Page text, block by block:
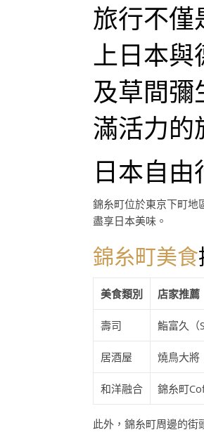
旅行不僅
上日本與
及草間彌
滿活力的
日本自由
錦糸町位於東京下町地
盡享日本美味。
錦糸町美食
美食類別 店家推薦
壽司 鮨富久（
居酒屋 燒鳥大將
和洋融合 錦糸町
此外，錦糸町周邊的街